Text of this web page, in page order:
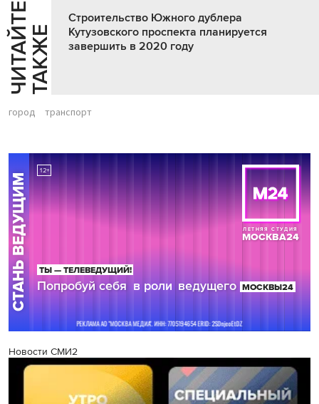
Ч
И
Т
АЙ
Т
Е
Т
А
К
ЖЕ
Строительство Южного дублера
Кутузовского проспекта планируется
завершить в 2020 году
город транспорт
Новости СМИ2